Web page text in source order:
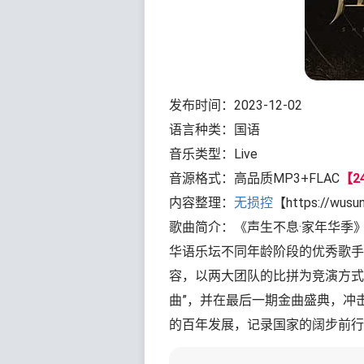
发布时间：2023-12-02
语言种类：国语
音乐类型：Live
音源格式：高品质MP3+FLAC 【
内容整理： 无损控 【https://
歌曲简介：《声生不息·家年华季
华语乐坛不同年龄阶段的优秀歌
容，以两大团队的比拼为竞演方
曲”，并在最后一期金曲盛典，冲
的百年发展，记录国家的阔步前